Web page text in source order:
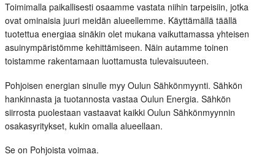
Toimimalla paikallisesti osaamme vastata niihin tarpeisiin, jotka
ovat ominaisia juuri meidän alueellemme. Käyttämällä täällä
tuotettua energiaa sinäkin olet mukana vaikuttamassa yhteisen
asuinympäristömme kehittämiseen. Näin autamme toinen
toistamme rakentamaan luottamusta tulevaisuuteen.
Pohjoisen energian sinulle myy Oulun Sähkönmyynti. Sähkön
hankinnasta ja tuotannosta vastaa Oulun Energia. Sähkön
siirrosta puolestaan vastaavat kaikki Oulun Sähkönmyynnin
osakasyritykset, kukin omalla alueellaan.
Se on Pohjoista voimaa.